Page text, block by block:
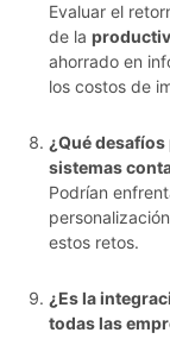
Evaluar el
de la
ahorrado en
los costos de
¿Qué
sistemas
Podrían
estos retos.
¿Es la
todas las